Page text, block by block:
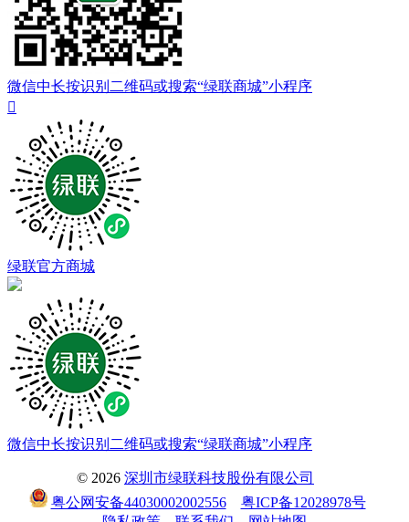
微信中长按识别二维码或搜索“绿联商城”小程序

绿联官方商城
微信中长按识别二维码或搜索“绿联商城”小程序
© 2026 深圳市绿联科技股份有限公司
粤公网安备44030002002556
粤ICP备12028978号